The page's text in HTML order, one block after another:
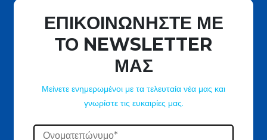
ΕΠΙΚΟΙΝΩΝΗΣΤΕ ΜΕ
ΤΟ NEWSLETTER
ΜΑΣ
Μείνετε ενημερωμένοι με τα τελευταία νέα μας και
γνωρίστε τις ευκαιρίες μας.